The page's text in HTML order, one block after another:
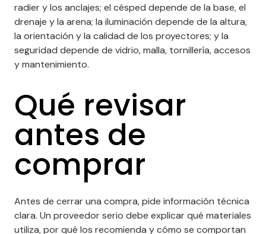
radier y los anclajes; el césped depende de la base, el
drenaje y la arena; la iluminación depende de la altura,
la orientación y la calidad de los proyectores; y la
seguridad depende de vidrio, malla, tornillería, accesos
y mantenimiento.
Qué revisar
antes de
comprar
Antes de cerrar una compra, pide información técnica
clara. Un proveedor serio debe explicar qué materiales
utiliza, por qué los recomienda y cómo se comportan